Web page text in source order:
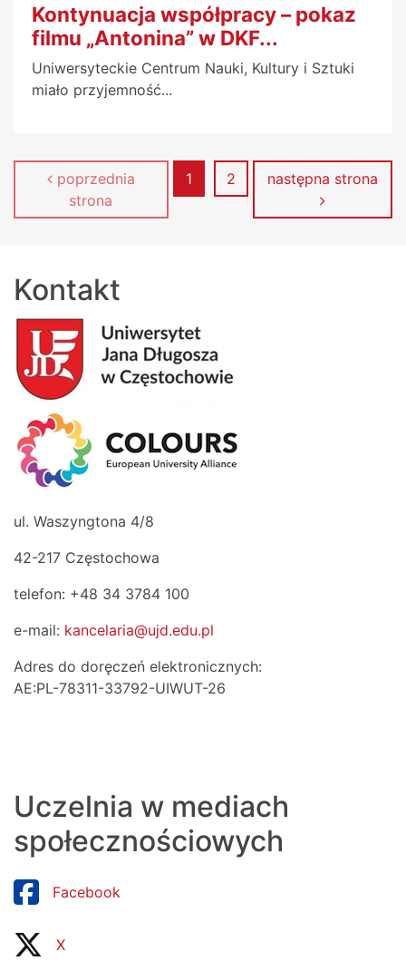
Kontynuacja współpracy – pokaz
filmu „Antonina” w DKF...
Uniwersyteckie Centrum Nauki, Kultury i Sztuki
miało przyjemność...
poprzednia
strona
Strona
1 Strona
2 następna strona
Kontakt
ul. Waszyngtona 4/8
42-217 Częstochowa
telefon: +48 34 3784 100
e-mail: kancelaria@ujd.edu.pl
Adres do doręczeń elektronicznych:
AE:PL-78311-33792-UIWUT-26
Uczelnia w mediach
społecznościowych
Facebook
X